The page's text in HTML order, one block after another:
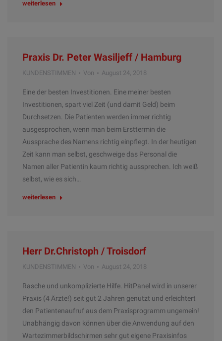
weiterlesen
Praxis Dr. Peter Wasiljeff / Hamburg
KUNDENSTIMMEN Von August 24, 2018
Eine der besten Investitionen. Eine meiner besten
Investitionen, spart viel Zeit (und damit Geld) beim
Durchsetzen. Die Patienten werden immer richtig
ausgesprochen, wenn man beim Ersttermin die
Aussprache des Namens richtig einpflegt. In der heutigen
Zeit kann man selbst, geschweige das Personal die
Namen aller Patientin kaum richtig aussprechen. Ich weiß
selbst, wie es sich…
weiterlesen
Herr Dr.Christoph / Troisdorf
KUNDENSTIMMEN Von August 24, 2018
Rasche und unkomplizierte Hilfe. HitPanel wird in unserer
Praxis (4 Ärzte!) seit gut 2 Jahren genutzt und erleichtert
den Patientenaufruf aus dem Praxisprogramm ungemein!
Unabhängig davon können über die Anwendung auf den
Wartezimmerbildschirmen sehr gut eigene Praxisinfos